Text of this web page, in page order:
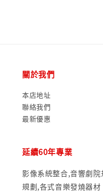
關於我們
本店地址
聯絡我們
最新優惠
延續60年專業
影像系統整合,音響劇
規劃,各式音樂發燒器材